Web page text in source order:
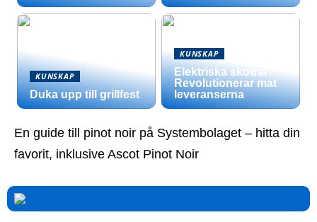
KUNSKAP
Duka upp till grillfest
KUNSKAP
Elektriska skotrar:
Revolutionerar mat
leveranserna
En guide till pinot noir på Systembolaget – hitta din
favorit, inklusive Ascot Pinot Noir